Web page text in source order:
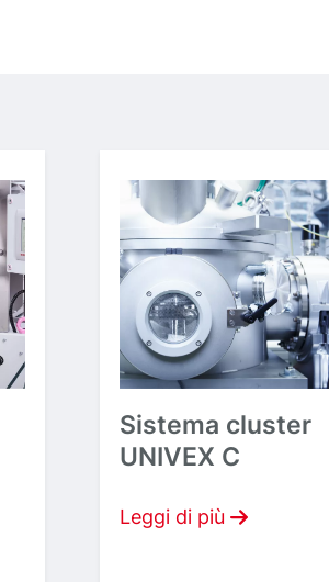
Sistema cluster
UNIVEX C
Leggi di più